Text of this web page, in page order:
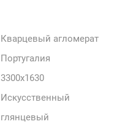
Кварцевый агломерат
Португалия
3300x1630
Искусственный
глянцевый